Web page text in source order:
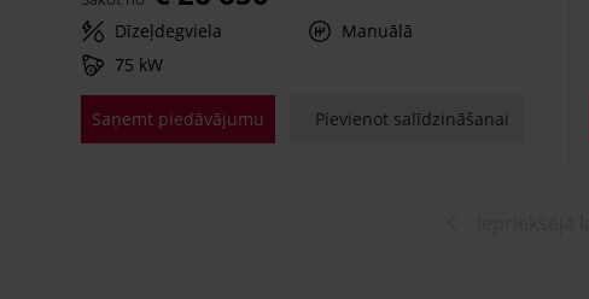
Dīzeļdegviela
Manuālā
75 kW
Saņemt piedāvājumu Pievienot salīdzināšanai